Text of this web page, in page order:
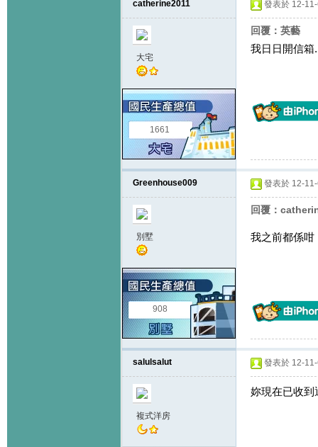
catherine2011
大宅
1661
發表於 12-
回覆：英藝
我日日開信箱
Greenhouse009
別墅
908
發表於 12-
回覆：
我之前都係咁
salulsalut
複式洋房
發表於 12-
妳現在已收到